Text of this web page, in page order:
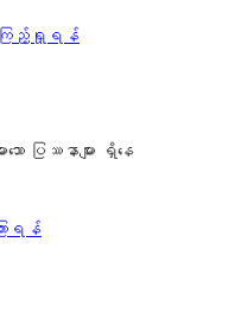
ကြည့်ရှုရန်
ာ ပြဿနာများ ရှိနေ
းရန်